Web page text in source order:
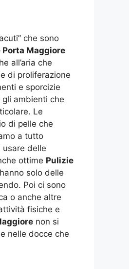
che sono
Maggiore
all’aria che
di proliferazione
e sporcizie
ambienti che
Le
di pelle che
a tutto
delle
ottime Pulizie
solo delle
Poi ci sono
o anche altre
fisiche e
non si
nelle docce che